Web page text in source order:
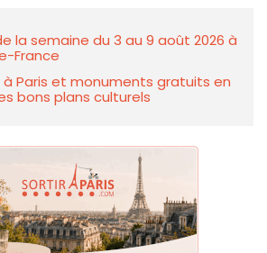
la semaine du 3 au 9 août 2026 à
France
Paris et monuments gratuits en
bons plans culturels